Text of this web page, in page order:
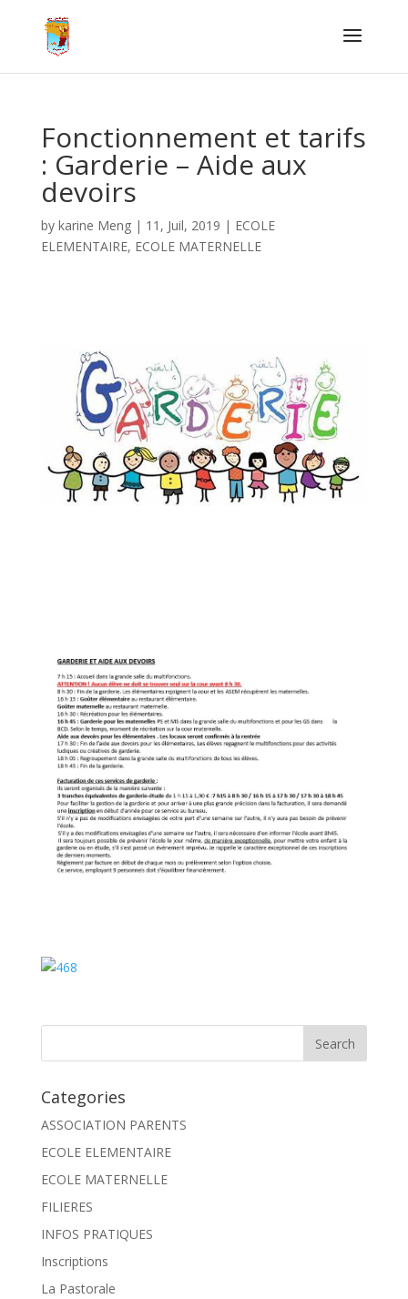
Fonctionnement et tarifs
: Garderie – Aide aux
devoirs
by karine Meng| 11, Juil, 2019 | ECOLE
ELEMENTAIRE, ECOLE MATERNELLE
Categories
ASSOCIATION PARENTS
ECOLE ELEMENTAIRE
ECOLE MATERNELLE
FILIERES
INFOS PRATIQUES
Inscriptions
La Pastorale